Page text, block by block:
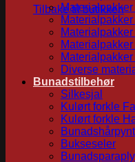
Tilbake til butikken
Diverse
Bunadstilbehør
Silkesjal
Kulørt forkle
Kulørt forkle
Bunadshårpynt
Bukseseler
Bunadsparaply